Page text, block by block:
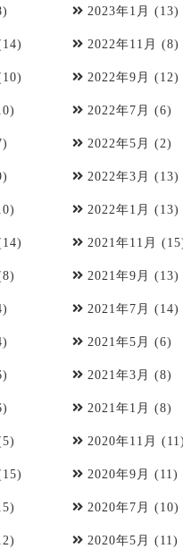
2023年1月 (13)
2022年11月 (8)
2022年9月 (12)
2022年7月 (6)
2022年5月 (2)
2022年3月 (13)
2022年1月 (13)
2021年11月
2021年9月 (13)
2021年7月 (14)
2021年5月 (6)
2021年3月 (8)
2021年1月 (8)
2020年11月 (11)
2020年9月 (11)
2020年7月 (10)
2020年5月 (11)